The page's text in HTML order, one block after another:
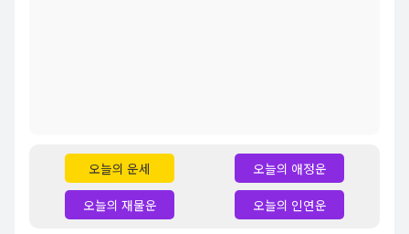
오늘의 운세
오늘의 애정운
오늘의 재물운
오늘의 인연운